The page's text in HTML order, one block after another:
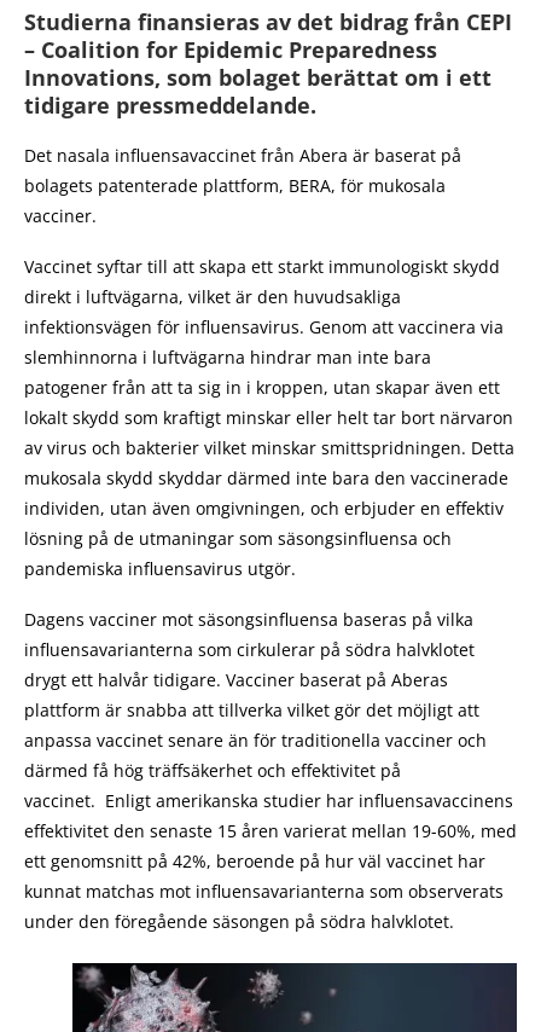
Studierna finansieras av det bidrag från CEPI
– Coalition for Epidemic Preparedness
Innovations, som bolaget berättat om i ett
tidigare pressmeddelande.
Det nasala influensavaccinet från Abera är baserat på
bolagets patenterade plattform, BERA, för mukosala
vacciner.
Vaccinet syftar till att skapa ett starkt immunologiskt skydd
direkt i luftvägarna, vilket är den huvudsakliga
infektionsvägen för influensavirus. Genom att vaccinera via
slemhinnorna i luftvägarna hindrar man inte bara
patogener från att ta sig in i kroppen, utan skapar även ett
lokalt skydd som kraftigt minskar eller helt tar bort närvaron
av virus och bakterier vilket minskar smittspridningen. Detta
mukosala skydd skyddar därmed inte bara den vaccinerade
individen, utan även omgivningen, och erbjuder en effektiv
lösning på de utmaningar som säsongsinfluensa och
pandemiska influensavirus utgör.
Dagens vacciner mot säsongsinfluensa baseras på vilka
influensavarianterna som cirkulerar på södra halvklotet
drygt ett halvår tidigare. Vacciner baserat på Aberas
plattform är snabba att tillverka vilket gör det möjligt att
anpassa vaccinet senare än för traditionella vacciner och
därmed få hög träffsäkerhet och effektivitet på
vaccinet. Enligt amerikanska studier har influensavaccinens
effektivitet den senaste 15 åren varierat mellan 19-60%, med
ett genomsnitt på 42%, beroende på hur väl vaccinet har
kunnat matchas mot influensavarianterna som observerats
under den föregående säsongen på södra halvklotet.